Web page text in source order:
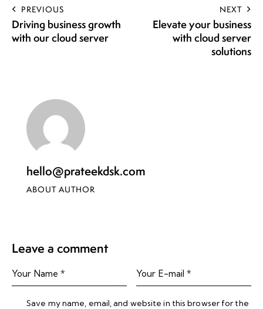
PREVIOUS
Driving business growth
with our cloud server
NEXT
Elevate your business
with cloud server
solutions
hello@prateekdsk.com
ABOUT AUTHOR
Leave a comment
Save my name, email, and website in this browser for the